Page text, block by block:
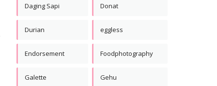
Daging Sapi Donat
Durian eggless
Endorsement Foodphotography
Galette Gehu